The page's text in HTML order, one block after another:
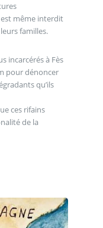
est même interdit
familles.
incarcérés à Fès
pour dénoncer
qu’ils
ces rifains
de la